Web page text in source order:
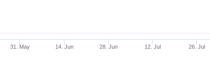
31. May 14. Jun 28. Jun 12. Jul 26. Jul